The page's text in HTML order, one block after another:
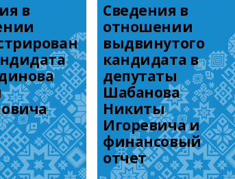
в
Сведения в
отношении
выдвинутого
кандидата в
депутаты
Шабанова
Никиты
Игоревича и
финансовый
отчет